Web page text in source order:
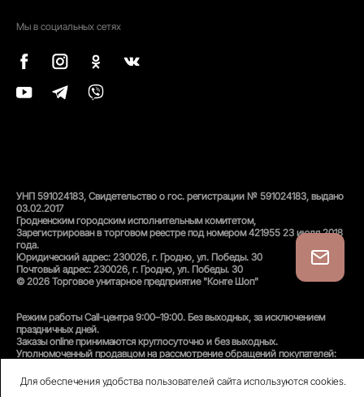
Для обеспечения удобства пользователей сайта используются cookies.
Мы в социальных сетях
УНП 591024183, Свидетельство о гос. регистрации № 591024183, выдано
03.02.2017
Гродненским городским исполнительным комитетом,
Зарегистрирован в торговом реестре под номером 421955 23 июля 2018
года.
Юридический адрес: 230026, г. Гродно, ул. Победы. 30
Почтовый адрес: 230026, г. Гродно, ул. Победы. 30
© 2026 Торговое унитарное предприятие "Конте Шоп"
Режим работы Call-центра 9:00–19:00. Без выходных, за исключением
праздничных дней.
Заказы online принимаются круглосуточно и без выходных.
Уполномоченный продавцом на рассмотрение обращений покупателей:
Унитарного предприятия «Конте Шоп», тел:+375(152)50-94-35, email:
info@conteshop.by